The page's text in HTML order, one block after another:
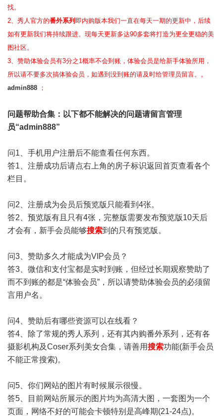
找。
2、 秀人官方的番外系列 即内购版本我们一直在每天一期的更新中，后续
如有更新我们将持续跟进。现每天更新多达90多套将打造为更全更稳的美
图社区。
3、赞助体验会员有3分之1概率不会到账，体验会员是给新手体验所用，
所以请不要多次搞体验会员，如遇到没到账的请及时给管理员留言。。
admin888 ；
问题帮助合集 ：以下都不能解决的问题请留言管理
员“admin888”
问1、手机用户注册后不能查看任何东西。
答1、注册成功后请点右上角的房子标识返回首页查看各个
栏目。
问2、注册成为会员后预览版只能看到4张。
答2、预览版有且只有4张，完整版需要发布预览版10天后
才会有，新手会员能够搜索到的只有预览版。
问3、赞助多久才能成为VIP会员？
答3、微信和支付宝都是实时到账，但经过长期观察赞助了
而不到账的都是“体验会员”，所以请赞助体验会员的必须留
言用户名。
问4、赞助后有哪些资源可以在线看？
答4、除了常规的秀人系列，还有其内购番外系列，还有各
摄影机构及Coser系列美女合集，请善用搜索功能(新手会员
不能正常搜索)。
问5、你们网站的图片有时候展示很慢。
答5、目前网站所展示的图片均为高清大图，一套图为一个
页面，网络不好的可能会卡顿特别是高峰期(21-24点)。